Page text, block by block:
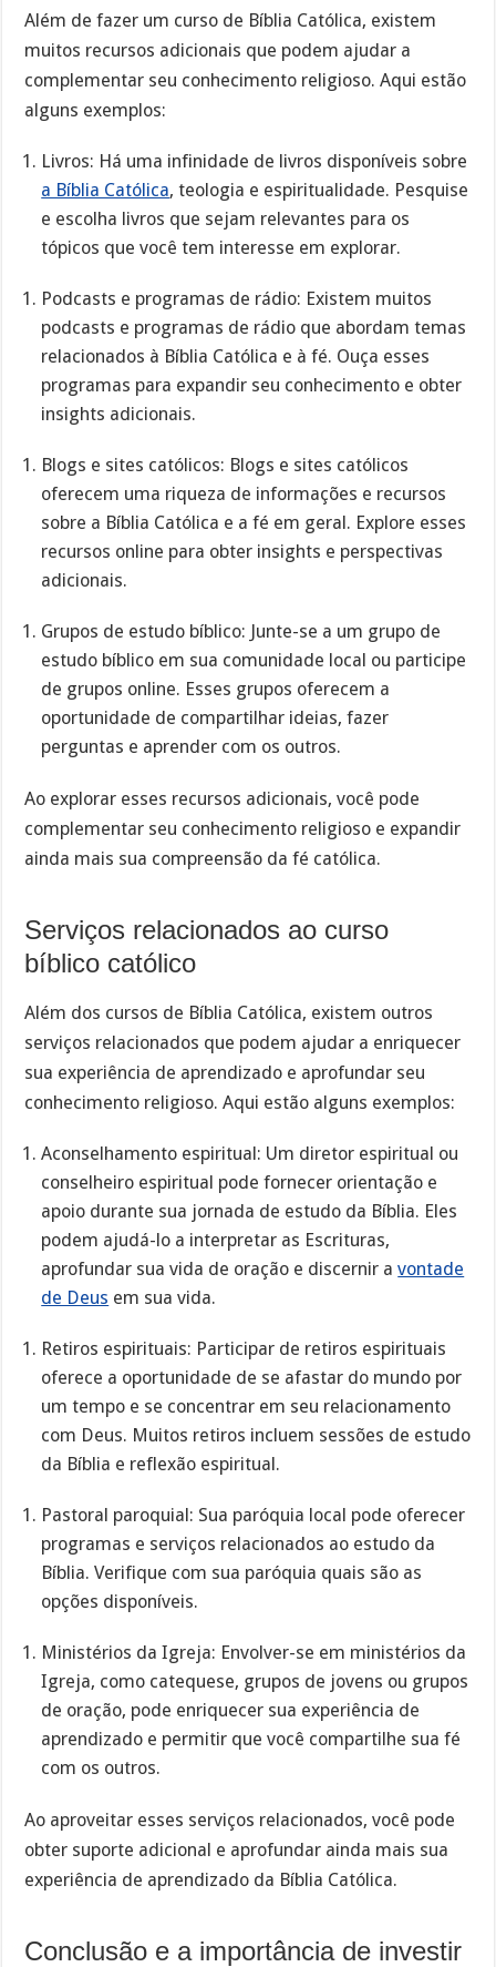
Além de fazer um curso de Bíblia Católica, existem
muitos recursos adicionais que podem ajudar a
complementar seu conhecimento religioso. Aqui estão
alguns exemplos:
Livros: Há uma infinidade de livros disponíveis sobre
a Bíblia Católica, teologia e espiritualidade. Pesquise
e escolha livros que sejam relevantes para os
tópicos que você tem interesse em explorar.
Podcasts e programas de rádio: Existem muitos
podcasts e programas de rádio que abordam temas
relacionados à Bíblia Católica e à fé. Ouça esses
programas para expandir seu conhecimento e obter
insights adicionais.
Blogs e sites católicos: Blogs e sites católicos
oferecem uma riqueza de informações e recursos
sobre a Bíblia Católica e a fé em geral. Explore esses
recursos online para obter insights e perspectivas
adicionais.
Grupos de estudo bíblico: Junte-se a um grupo de
estudo bíblico em sua comunidade local ou participe
de grupos online. Esses grupos oferecem a
oportunidade de compartilhar ideias, fazer
perguntas e aprender com os outros.
Ao explorar esses recursos adicionais, você pode
complementar seu conhecimento religioso e expandir
ainda mais sua compreensão da fé católica.
Serviços relacionados ao curso
bíblico católico
Além dos cursos de Bíblia Católica, existem outros
serviços relacionados que podem ajudar a enriquecer
sua experiência de aprendizado e aprofundar seu
conhecimento religioso. Aqui estão alguns exemplos:
Aconselhamento espiritual: Um diretor espiritual ou
conselheiro espiritual pode fornecer orientação e
apoio durante sua jornada de estudo da Bíblia. Eles
podem ajudá-lo a interpretar as Escrituras,
aprofundar sua vida de oração e discernir avontade
de Deus em sua vida.
Retiros espirituais: Participar de retiros espirituais
oferece a oportunidade de se afastar do mundo por
um tempo e se concentrar em seu relacionamento
com Deus. Muitos retiros incluem sessões de estudo
da Bíblia e reflexão espiritual.
Pastoral paroquial: Sua paróquia local pode oferecer
programas e serviços relacionados ao estudo da
Bíblia. Verifique com sua paróquia quais são as
opções disponíveis.
Ministérios da Igreja: Envolver-se em ministérios da
Igreja, como catequese, grupos de jovens ou grupos
de oração, pode enriquecer sua experiência de
aprendizado e permitir que você compartilhe sua fé
com os outros.
Ao aproveitar esses serviços relacionados, você pode
obter suporte adicional e aprofundar ainda mais sua
experiência de aprendizado da Bíblia Católica.
Conclusão e a importância de investir